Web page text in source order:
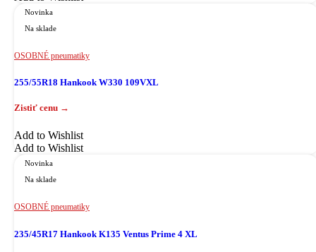
Novinka
Na sklade
OSOBNÉ pneumatiky
255/55R18 Hankook W330 109VXL
Add to Wishlist
Add to Wishlist
Novinka
Na sklade
OSOBNÉ pneumatiky
235/45R17 Hankook K135 Ventus Prime 4 XL